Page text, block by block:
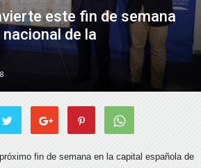
este fin de semana
de la
fin de semana en la capital española de